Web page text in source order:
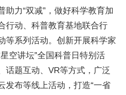
助力“双减”，做好科学教育加
行动、科普教育基地联合行
等系列活动。创新开展科学家
空讲坛”全国科普日特别活
话题互动、VR等方式，广泛
发布等线上活动，打造“一省